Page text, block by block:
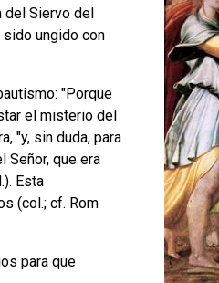
del Siervo del
sido ungido con
"Porque
el misterio del
"y, sin duda, para
Señor, que era
Esta
(col.; cf. Rom
para que